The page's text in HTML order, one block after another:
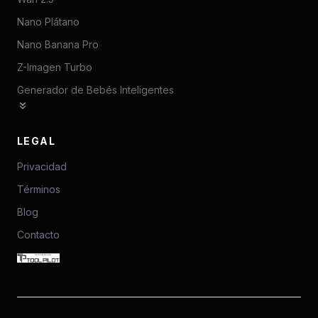
Nano Plátano
Nano Banana Pro
Z-Imagen Turbo
Generador de Bebés Inteligentes
LEGAL
Privacidad
Términos
Blog
Contacto